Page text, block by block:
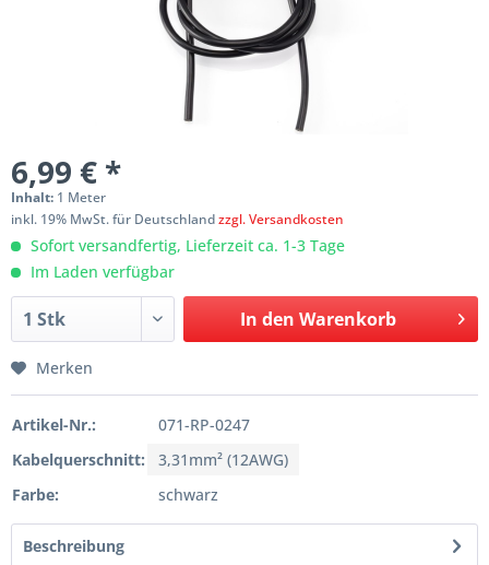
6,99 € *
Inhalt: 1 Meter
inkl. 19% MwSt. für Deutschlandzzgl. Versandkosten
Sofort versandfertig, Lieferzeit ca. 1-3 Tage
Im Laden verfügbar
In den Warenkorb
Merken
Artikel-Nr.:
071-RP-0247
Kabelquerschnitt:
3,31mm² (12AWG)
Farbe:
schwarz
Beschreibung